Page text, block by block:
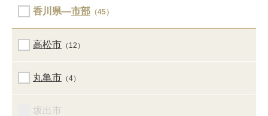
香川県―市部 （45）
高松市 （12）
丸亀市 （4）
坂出市